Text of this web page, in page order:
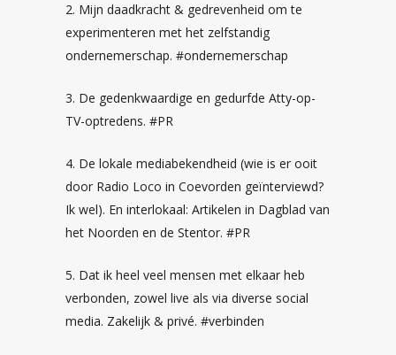
2. Mijn daadkracht & gedrevenheid om te
experimenteren met het zelfstandig
ondernemerschap. #ondernemerschap
3. De gedenkwaardige en gedurfde Atty-op-
TV-optredens. #PR
4. De lokale mediabekendheid (wie is er ooit
door Radio Loco in Coevorden geïnterviewd?
Ik wel). En interlokaal: Artikelen in Dagblad van
het Noorden en de Stentor. #PR
5. Dat ik heel veel mensen met elkaar heb
verbonden, zowel live als via diverse social
media. Zakelijk & privé. #verbinden